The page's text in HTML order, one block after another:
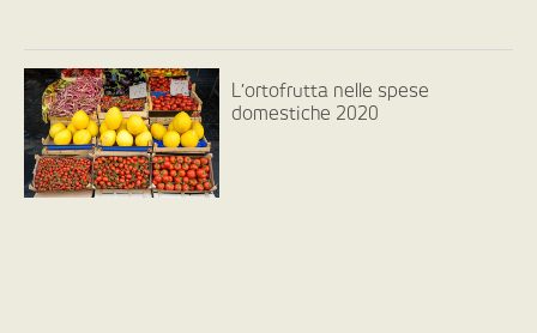
L’ortofrutta nelle spese
domestiche 2020